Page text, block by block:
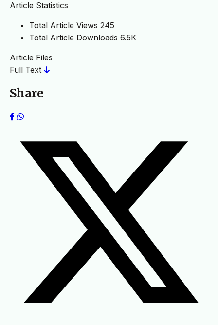
Article Statistics
Total Article Views 245
Total Article Downloads 6.5K
Article Files
Full Text
Share